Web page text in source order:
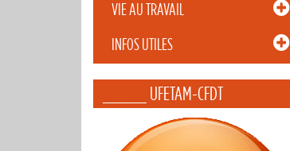
VIE AU TRAVAIL
INFOS UTILES
_____ UFETAM-CFDT